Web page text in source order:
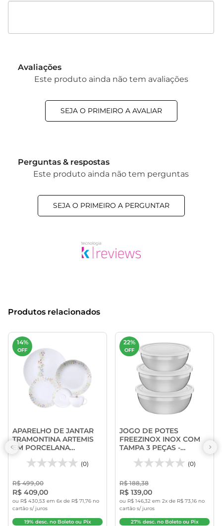
Avaliações
Este produto ainda não tem avaliações
SEJA O PRIMEIRO A AVALIAR
Perguntas & respostas
Este produto ainda não tem perguntas
SEJA O PRIMEIRO A PERGUNTAR
Produtos relacionados
14%
OFF
APARELHO DE JANTAR
TRAMONTINA ARTEMIS
EM PORCELANA
DECORADA 20 PEÇAS
(0)
R$ 499,00
R$ 409,00
ou R$ 430,53 em 6x de R$ 71,76 no
cartão s/ juros
19% desc. no Boleto ou Pix
22%
OFF
JOGO DE POTES
FREEZINOX INOX COM
TAMPA 3 PEÇAS -
TRAMONTINA COR:3
PEÇAS
(0)
R$ 188,38
R$ 139,00
ou R$ 146,32 em 2x de R$ 73,16 no
cartão s/ juros
27% desc. no Boleto ou Pix